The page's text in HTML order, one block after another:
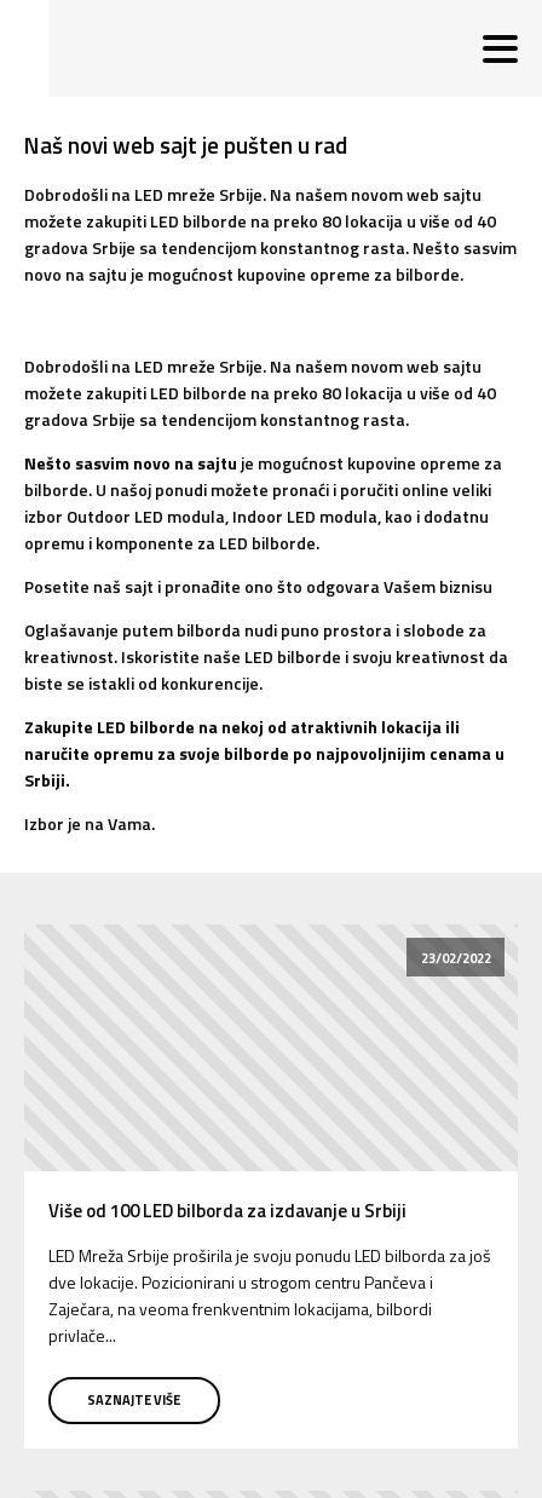
Naš novi web sajt je pušten u rad
Dobrodošli na LED mreže Srbije. Na našem novom web sajtu
možete zakupiti LED bilborde na preko 80 lokacija u više od 40
gradova Srbije sa tendencijom konstantnog rasta. Nešto sasvim
novo na sajtu je mogućnost kupovine opreme za bilborde.
Dobrodošli na LED mreže Srbije. Na našem novom web sajtu
možete zakupiti LED bilborde na preko 80 lokacija u više od 40
gradova Srbije sa tendencijom konstantnog rasta.
Nešto sasvim novo na sajtu je mogućnost kupovine opreme za
bilborde. U našoj ponudi možete pronaći i poručiti online veliki
izbor Outdoor LED modula, Indoor LED modula, kao i dodatnu
opremu i komponente za LED bilborde.
Posetite naš sajt i pronađite ono što odgovara Vašem biznisu
Oglašavanje putem bilborda nudi puno prostora i slobode za
kreativnost. Iskoristite naše LED bilborde i svoju kreativnost da
biste se istakli od konkurencije.
Zakupite LED bilborde na nekoj od atraktivnih lokacija ili
naručite opremu za svoje bilborde po najpovoljnijim cenama u
Srbiji.
Izbor je na Vama.
23/02/2022
Više od 100 LED bilborda za izdavanje u Srbiji
LED Mreža Srbije proširila je svoju ponudu LED bilborda za još
dve lokacije. Pozicionirani u strogom centru Pančeva i
Zaječara, na veoma frenkventnim lokacijama, bilbordi
privlače...
SAZNAJTE VIŠE